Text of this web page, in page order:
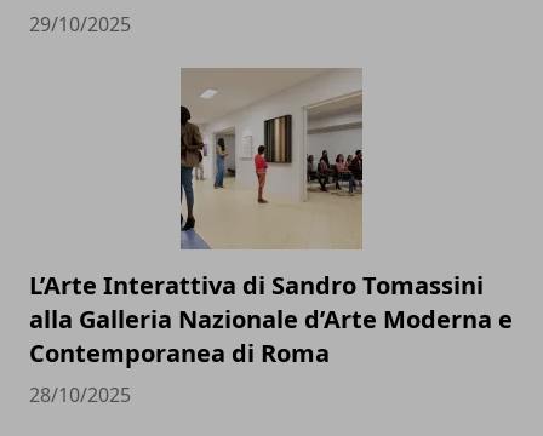
29/10/2025
L’Arte Interattiva di Sandro Tomassini
alla Galleria Nazionale d’Arte Moderna e
Contemporanea di Roma
28/10/2025